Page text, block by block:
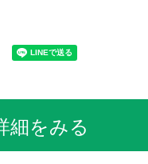
細をみる